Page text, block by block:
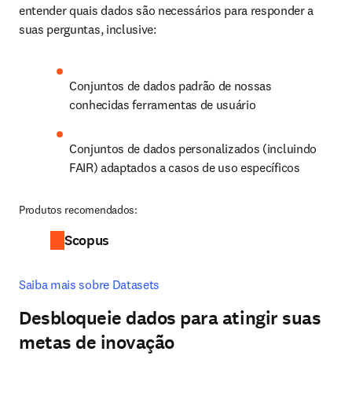
entender quais dados são necessários para responder a
suas perguntas, inclusive:
Conjuntos de dados padrão de nossas
conhecidas ferramentas de usuário
Conjuntos de dados personalizados (incluindo
FAIR) adaptados a casos de uso específicos
Produtos recomendados:
Scopus
Saiba mais sobre Datasets
Desbloqueie dados para atingir suas
metas de inovação